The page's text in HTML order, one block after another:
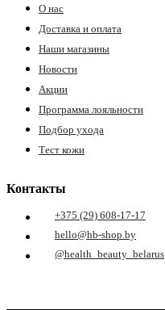
О нас
Доставка и оплата
Наши магазины
Новости
Акции
Программа лояльности
Подбор ухода
Тест кожи
Контакты
+375 (29) 608-17-17
hello@hb-shop.by
@health_beauty_belarus